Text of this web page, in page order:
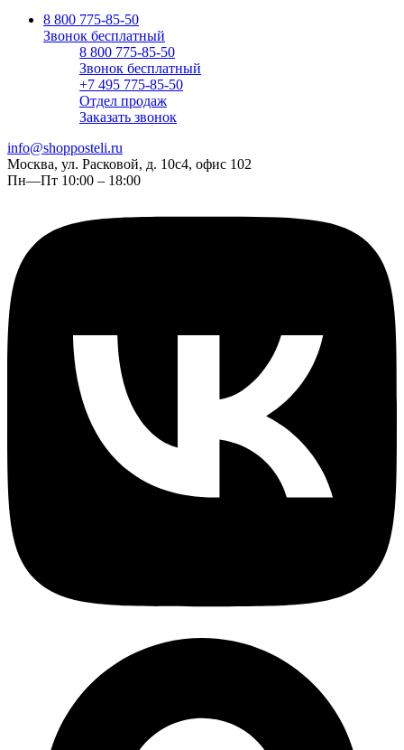
8 800 775-85-50
Звонок бесплатный
8 800 775-85-50
Звонок бесплатный
+7 495 775-85-50
Отдел продаж
Заказать звонок
info@shopposteli.ru
Москва, ул. Расковой, д. 10с4, офис 102
Пн—Пт 10:00 – 18:00